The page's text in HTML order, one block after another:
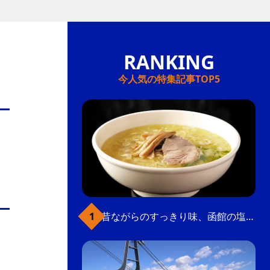
今人気の特集記事TOP5
昔ながらのすっきり味、函館の塩ラーメン